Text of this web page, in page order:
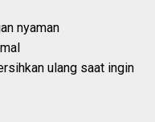
nyaman
ulang saat ingin